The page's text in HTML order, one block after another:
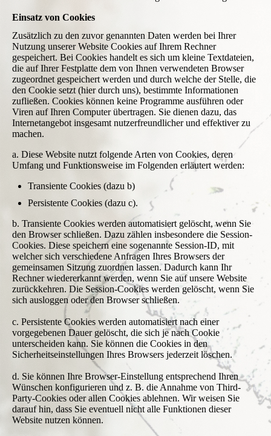
Einsatz von Cookies
Zusätzlich zu den zuvor genannten Daten werden bei Ihrer
Nutzung unserer Website Cookies auf Ihrem Rechner
gespeichert. Bei Cookies handelt es sich um kleine Textdateien,
die auf Ihrer Festplatte dem von Ihnen verwendeten Browser
zugeordnet gespeichert werden und durch welche der Stelle, die
den Cookie setzt (hier durch uns), bestimmte Informationen
zufließen. Cookies können keine Programme ausführen oder
Viren auf Ihren Computer übertragen. Sie dienen dazu, das
Internetangebot insgesamt nutzerfreundlicher und effektiver zu
machen.
a. Diese Website nutzt folgende Arten von Cookies, deren
Umfang und Funktionsweise im Folgenden erläutert werden:
Transiente Cookies (dazu b)
Persistente Cookies (dazu c).
b. Transiente Cookies werden automatisiert gelöscht, wenn Sie
den Browser schließen. Dazu zählen insbesondere die Session-
Cookies. Diese speichern eine sogenannte Session-ID, mit
welcher sich verschiedene Anfragen Ihres Browsers der
gemeinsamen Sitzung zuordnen lassen. Dadurch kann Ihr
Rechner wiedererkannt werden, wenn Sie auf unsere Website
zurückkehren. Die Session-Cookies werden gelöscht, wenn Sie
sich ausloggen oder den Browser schließen.
c. Persistente Cookies werden automatisiert nach einer
vorgegebenen Dauer gelöscht, die sich je nach Cookie
unterscheiden kann. Sie können die Cookies in den
Sicherheitseinstellungen Ihres Browsers jederzeit löschen.
d. Sie können Ihre Browser-Einstellung entsprechend Ihren
Wünschen konfigurieren und z. B. die Annahme von Third-
Party-Cookies oder allen Cookies ablehnen. Wir weisen Sie
darauf hin, dass Sie eventuell nicht alle Funktionen dieser
Website nutzen können.